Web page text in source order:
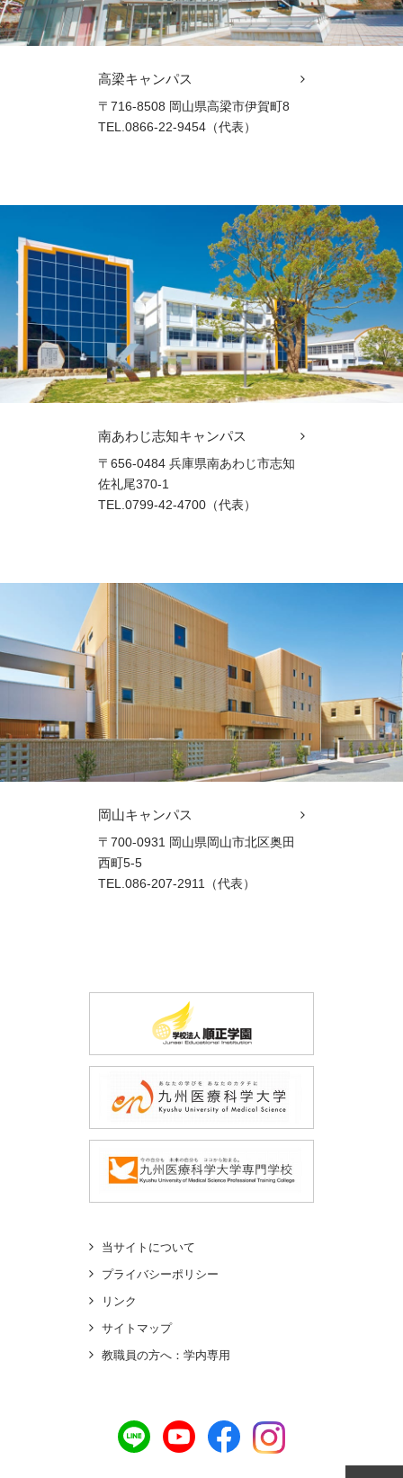
高梁キャンパス
〒716-8508 岡山県高梁市伊賀町8
TEL.0866-22-9454（代表）
南あわじ志知キャンパス
〒656-0484 兵庫県南あわじ市志知
佐礼尾370-1
TEL.0799-42-4700（代表）
岡山キャンパス
〒700-0931 岡山県岡山市北区奥田
西町5-5
TEL.086-207-2911（代表）
当サイトについて
プライバシーポリシー
リンク
サイトマップ
教職員の方へ：学内専用